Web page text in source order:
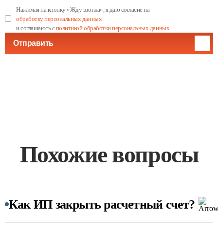
Нажимая на кнопку «Жду звонка», я даю согласие на
обработку персональных данных
и соглашаюсь сполитикой обработки персональных данных
Отправить
Похожие вопросы
Как ИП закрыть расчетный счет?